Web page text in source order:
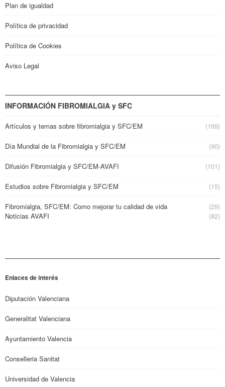
Plan de igualdad
Política de privacidad
Política de Cookies
Aviso Legal
INFORMACIÓN FIBROMIALGIA y SFC
Artículos y temas sobre fibromialgia y SFC/EM (169)
Día Mundial de la Fibromialgia y SFC/EM (90)
Difusión Fibromialgia y SFC/EM-AVAFI (101)
Estudios sobre Fibromialgia y SFC/EM (15)
Fibromialgia, SFC/EM: Como mejorar tu calidad de vida
(29)
Noticias AVAFI
(82)
Enlaces de interés
Diputación Valenciana
Generalitat Valenciana
Ayuntamiento Valencia
Conselleria Sanitat
Universidad de Valencia